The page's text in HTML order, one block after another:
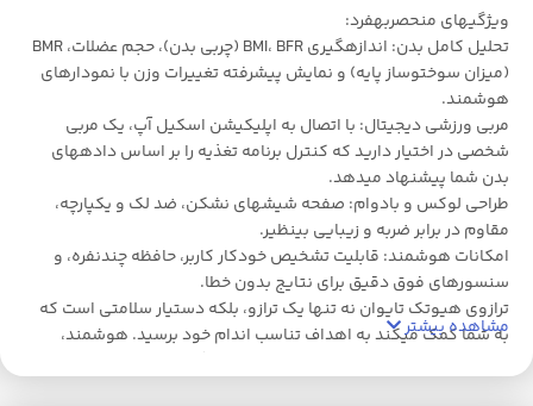
ویژگیهای منحصربهفرد:
تحلیل کامل بدن: اندازهگیری BMI، BFR (چربی بدن)، حجم عضلات، BMR
(میزان سوختوساز پایه) و نمایش پیشرفته تغییرات وزن با نمودارهای
هوشمند.
مربی ورزشی دیجیتال: با اتصال به اپلیکیشن اسکیل آپ، یک مربی
شخصی در اختیار دارید که کنترل برنامه تغذیه را بر اساس دادههای
بدن شما پیشنهاد میدهد.
طراحی لوکس و بادوام: صفحه شیشهای نشکن، ضد لک و یکپارچه،
مقاوم در برابر ضربه و زیبایی بینظیر.
امکانات هوشمند: قابلیت تشخیص خودکار کاربر، حافظه چندنفره، و
سنسورهای فوق دقیق برای نتایج بدون خطا.
ترازوی هیوتک تایوان نه تنها یک ترازو، بلکه دستیار سلامتی است که
به شما کمک میکند به اهداف تناسب اندام خود برسید. هوشمند،
مشاهده بیشتر